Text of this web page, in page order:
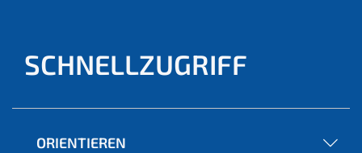
SCHNELLZUGRIFF
ORIENTIEREN